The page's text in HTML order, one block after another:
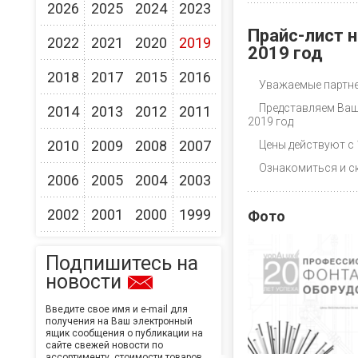
2026
2025 2024 2023
2022 2021 2020 2019
2018 2017 2015 2016
2014 2013 2012 2011
2010 2009 2008 2007
2006 2005 2004 2003
2002 2001 2000 1999
Подпишитесь на
новости
Введите свое имя и e-mail для
получения на Ваш электронный
ящик сообщения о публикации на
сайте свежей новости по
Прайс-лист
2019 год
Уважаемые
Представляем
2019 год
Цены действуют
Ознакомиться и
Фото